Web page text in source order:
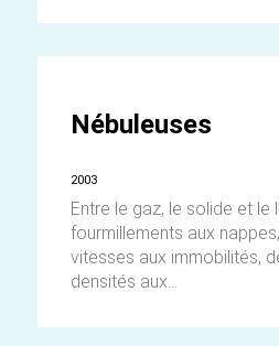
Nébuleuses
2003
Entre le gaz, le solide et le
fourmillements aux
vitesses aux immobilités,
densités aux...